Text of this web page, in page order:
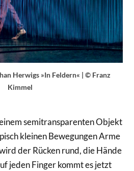
Herwigs »In Feldern« | © Franz
Kimmel
semitransparenten Objekt
kleinen Bewegungen Arme
der Rücken rund, die Hände
jeden Finger kommt es jetzt